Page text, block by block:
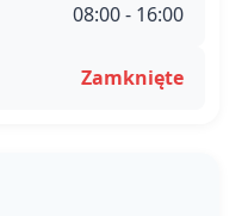
08:00 - 16:00
Zamknięte